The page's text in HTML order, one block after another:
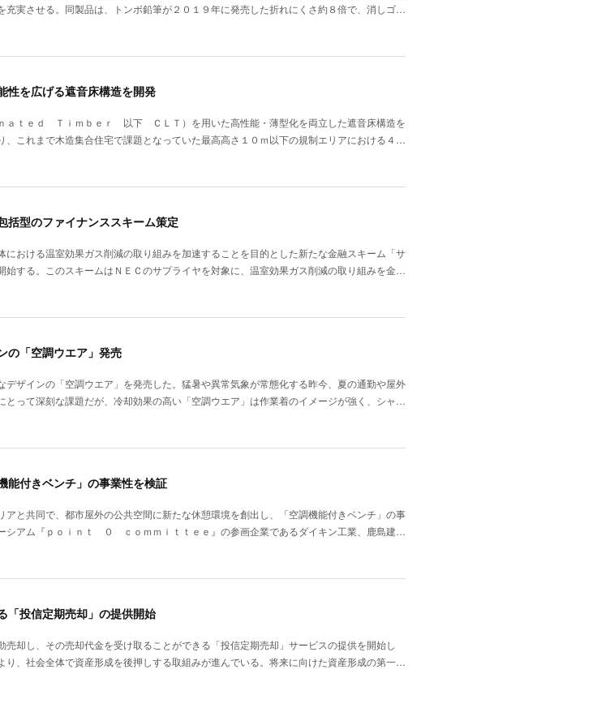
実させる。同製品は、トンボ鉛筆が２０１９年に発売した折れにくさ約８倍で、消しゴ…
を広げる遮音床構造を開発
ａｔｅｄ Ｔｉｍｂｅｒ 以下 ＣＬＴ）を用いた高性能・薄型化を両立した遮音床構造を
これまで木造集合住宅で課題となっていた最高高さ１０ｍ以下の規制エリアにおける４…
型のファイナンススキーム策定
おける温室効果ガス削減の取り組みを加速することを目的とした新たな金融スキーム「サ
する。このスキームはＮＥＣのサプライヤを対象に、温室効果ガス削減の取り組みを金…
「空調ウエア」発売
ザインの「空調ウエア」を発売した。猛暑や異常気象が常態化する昨今、夏の通勤や屋外
って深刻な課題だが、冷却効果の高い「空調ウエア」は作業着のイメージが強く、シャ…
付きベンチ」の事業性を検証
と共同で、都市屋外の公共空間に新たな休憩環境を創出し、「空調機能付きベンチ」の事
シアム『ｐｏｉｎｔ ０ ｃｏｍｍｉｔｔｅｅ』の参画企業であるダイキン工業、鹿島建…
投信定期売却」の提供開始
却し、その売却代金を受け取ることができる「投信定期売却」サービスの提供を開始し
、社会全体で資産形成を後押しする取組みが進んでいる。将来に向けた資産形成の第一…